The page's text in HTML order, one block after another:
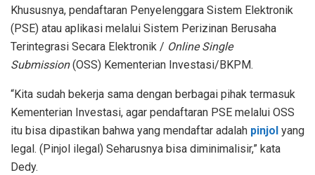
Khususnya, pendaftaran Penyelenggara Sistem Elektronik
(PSE) atau aplikasi melalui Sistem Perizinan Berusaha
Terintegrasi Secara Elektronik / Online Single
Submission(OSS) Kementerian Investasi/BKPM.
“Kita sudah bekerja sama dengan berbagai pihak termasuk
Kementerian Investasi, agar pendaftaran PSE melalui OSS
itu bisa dipastikan bahwa yang mendaftar adalah pinjol yang
legal. (Pinjol ilegal) Seharusnya bisa diminimalisir,” kata
Dedy.